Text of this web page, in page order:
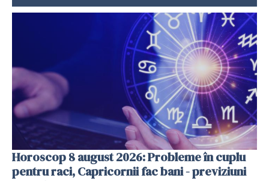
Horoscop 8 august 2026: Probleme în cuplu
pentru raci, Capricornii fac bani - previziuni